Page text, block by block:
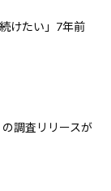
けたい」7年前
調査リリースが